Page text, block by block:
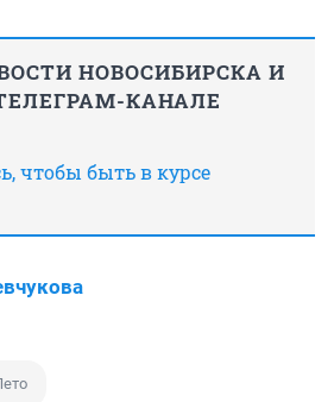
НОВОСИБИРСКА И
КАНАЛЕ
чтобы быть в курсе